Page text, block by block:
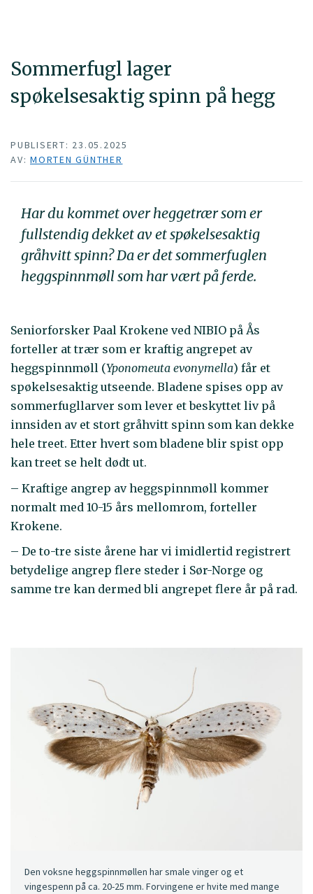
Sommerfugl lager
spøkelsesaktig spinn på hegg
PUBLISERT: 23.05.2025
AV: MORTEN GÜNTHER
Har du kommet over heggetrær som er
fullstendig dekket av et spøkelsesaktig
gråhvitt spinn? Da er det sommerfuglen
heggspinnmøll som har vært på ferde.
Seniorforsker Paal Krokene ved NIBIO på Ås
forteller at trær som er kraftig angrepet av
heggspinnmøll (Yponomeuta evonymella) får et
spøkelsesaktig utseende. Bladene spises opp av
sommerfugllarver som lever et beskyttet liv på
innsiden av et stort gråhvitt spinn som kan dekke
hele treet. Etter hvert som bladene blir spist opp
kan treet se helt dødt ut.
– Kraftige angrep av heggspinnmøll kommer
normalt med 10-15 års mellomrom, forteller
Krokene.
– De to-tre siste årene har vi imidlertid registrert
betydelige angrep flere steder i Sør-Norge og
samme tre kan dermed bli angrepet flere år på rad.
Den voksne heggspinnmøllen har smale vinger og et
vingespenn på ca. 20-25 mm. Forvingene er hvite med mange